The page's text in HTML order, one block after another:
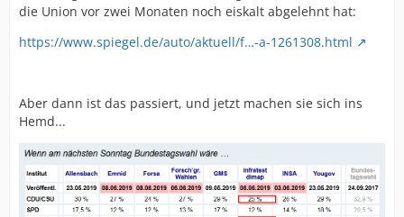
die Union vor zwei Monaten noch eiskalt abgelehnt hat:
https://www.spiegel.de/auto/aktuell/f…-a-1261308.html
Aber dann ist das passiert, und jetzt machen sie sich ins
Hemd...